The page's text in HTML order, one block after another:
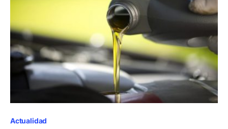
Actualidad